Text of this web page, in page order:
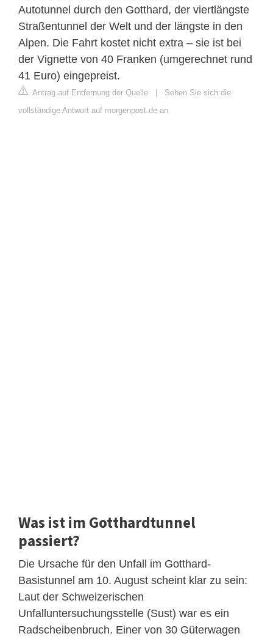
Autotunnel durch den Gotthard, der viertlängste
Straßentunnel der Welt und der längste in den
Alpen. Die Fahrt kostet nicht extra – sie ist bei
der Vignette von 40 Franken (umgerechnet rund
41 Euro) eingepreist.
Antrag auf Entfernung der Quelle | Sehen Sie sich die
vollständige Antwort auf morgenpost.de an
Was ist im Gotthardtunnel
passiert?
Die Ursache für den Unfall im Gotthard-
Basistunnel am 10. August scheint klar zu sein:
Laut der Schweizerischen
Unfalluntersuchungsstelle (Sust) war es ein
Radscheibenbruch. Einer von 30 Güterwagen